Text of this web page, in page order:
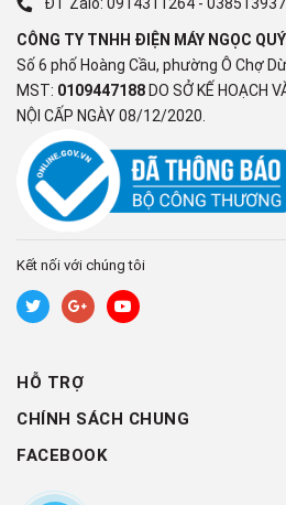
Đồ tinh xảo
Đồ thể thao
Công nghệ giặt:
Công nghệ giặt 6 motion DD
Công nghệ sấy:
Không có
Bảng điều khiển và Tiện ích
Bảng điều khiển:
Chẩn đoán lỗi Smart Diagnosis
Hẹn giờ giặt
CÔNG TY TNHH ĐIỆN MÁY NGỌC QUÝ
Số 6 phố Hoàng Cầu, phường Ô Chợ
MST: 0109447188 DO SỞ KẾ HOẠCH
NỘI CẤP NGÀY 08/12/2020.
Kết nối với chúng tôi
HỖ TRỢ
CHÍNH SÁCH CHUNG
FACEBOOK